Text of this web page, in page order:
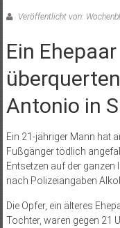
Veröffentlicht von:
Ein
Antonio in
Ein 21-jähriger Mann hat
Fußgänger tödlich
Entsetzen auf der
nach Polizeiangaben
Die Opfer, ein älteres
Tochter, waren gegen 21